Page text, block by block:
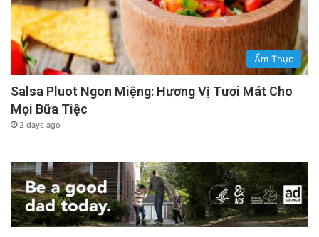
Ẩm Thực
Salsa Pluot Ngon Miệng: Hương Vị Tươi Mát Cho
Mọi Bữa Tiệc
2 days ago